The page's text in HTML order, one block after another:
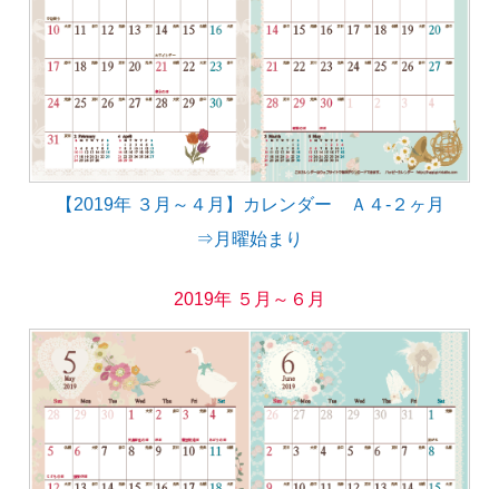
【2019年 ３月～４月】カレンダー Ａ４-２ヶ月
⇒月曜始まり
2019年 ５月～６月